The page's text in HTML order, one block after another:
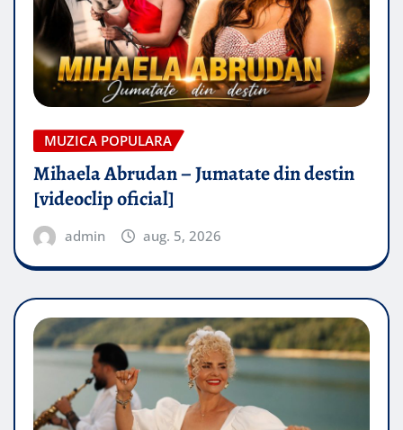
MUZICA POPULARA
Mihaela Abrudan – Jumatate din destin
[videoclip oficial]
admin aug. 5, 2026